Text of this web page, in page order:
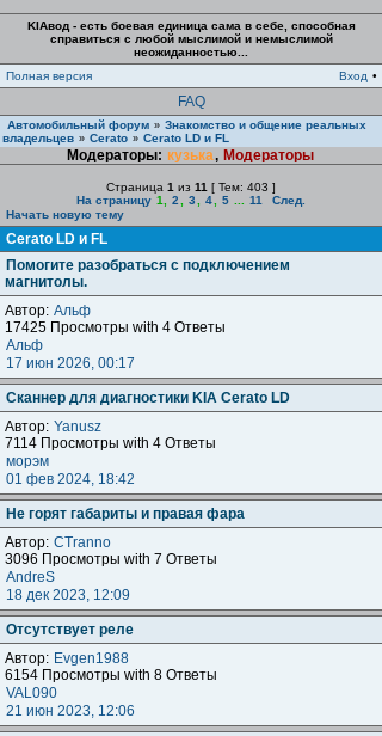
KIAвод - есть боевая единица сама в себе, способная
справиться с любой мыслимой и немыслимой
неожиданностью...
Полная версия
Вход •
FAQ
Автомобильный форум » Знакомство и общение реальных
владельцев » Cerato » Cerato LD и FL
Модераторы: кузька, Модераторы
Страница 1 из 11 [ Тем: 403 ]
На страницу 1 2 3 4 5 11
След.
Начать новую тему
Cerato LD и FL
Помогите разобраться с подключением
магнитолы.
Автор: Альф
17425 Просмотры with 4 Ответы
Альф
17 июн 2026, 00:17
Сканнер для диагностики KIA Cerato LD
Автор: Yanusz
7114 Просмотры with 4 Ответы
морэм
01 фев 2024, 18:42
Не горят габариты и правая фара
Автор: CTranno
3096 Просмотры with 7 Ответы
AndreS
18 дек 2023, 12:09
Отсутствует реле
Автор: Evgen1988
6154 Просмотры with 8 Ответы
VAL090
21 июн 2023, 12:06